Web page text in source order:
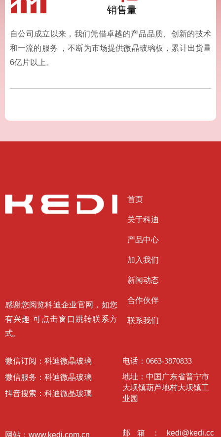
销售量
自公司成立以来，我们凭借卓越的产品品质、创新的技术
和一流的服务 ，不断为市场提供微晶玻璃板，累计出货量
6亿片以上。
感谢您阅览科迪企业官网，如您
有兴趣 可点击窗口跳转联系方
式。
首页
关于科迪
产品中心
加入我们
新闻动态
合作伙伴
联系我们
微信订阅：科迪微晶玻璃
微信服务：科迪微晶玻璃
抖音搜索：科迪微晶玻璃
网站：www.kedi.com.cn
电话： 0663-3870833
地址： 中国广东省普宁市
大坝镇葫芦地村大坝镇工
业园
邮箱：kedi@kedi.cc